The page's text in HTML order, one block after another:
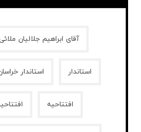
آقای ابراهیم جلالیان ملائی
استاندار استاندار
افتتاحیه